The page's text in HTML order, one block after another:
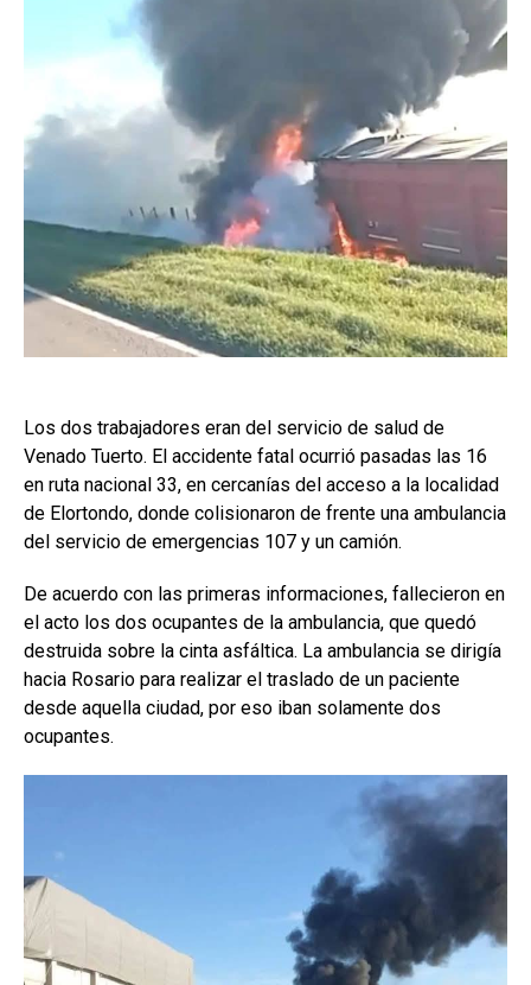
Los dos trabajadores eran del servicio de salud de
Venado Tuerto. El accidente fatal ocurrió pasadas las 16
en ruta nacional 33, en cercanías del acceso a la localidad
de Elortondo, donde colisionaron de frente una ambulancia
del servicio de emergencias 107 y un camión.
De acuerdo con las primeras informaciones, fallecieron en
el acto los dos ocupantes de la ambulancia, que quedó
destruida sobre la cinta asfáltica. La ambulancia se dirigía
hacia Rosario para realizar el traslado de un paciente
desde aquella ciudad, por eso iban solamente dos
ocupantes.